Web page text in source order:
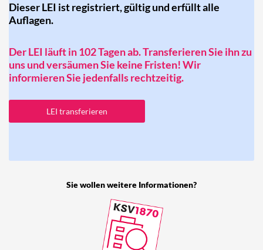
Dieser LEI ist registriert, gültig und erfüllt alle
Auflagen.
Der LEI läuft in 102 Tagen ab. Transferieren Sie ihn zu
uns und versäumen Sie keine Fristen! Wir
informieren Sie jedenfalls rechtzeitig.
LEI transferieren
Sie wollen weitere Informationen?